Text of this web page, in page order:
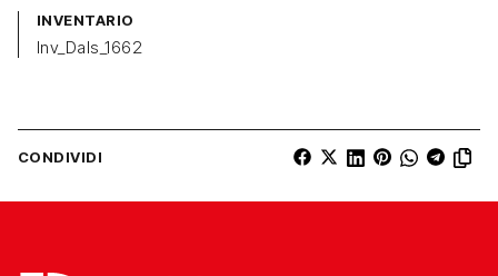
INVENTARIO
Inv_Dals_1662
CONDIVIDI